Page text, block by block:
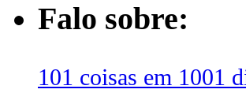
Falo sobre:
101 coisas em 1001